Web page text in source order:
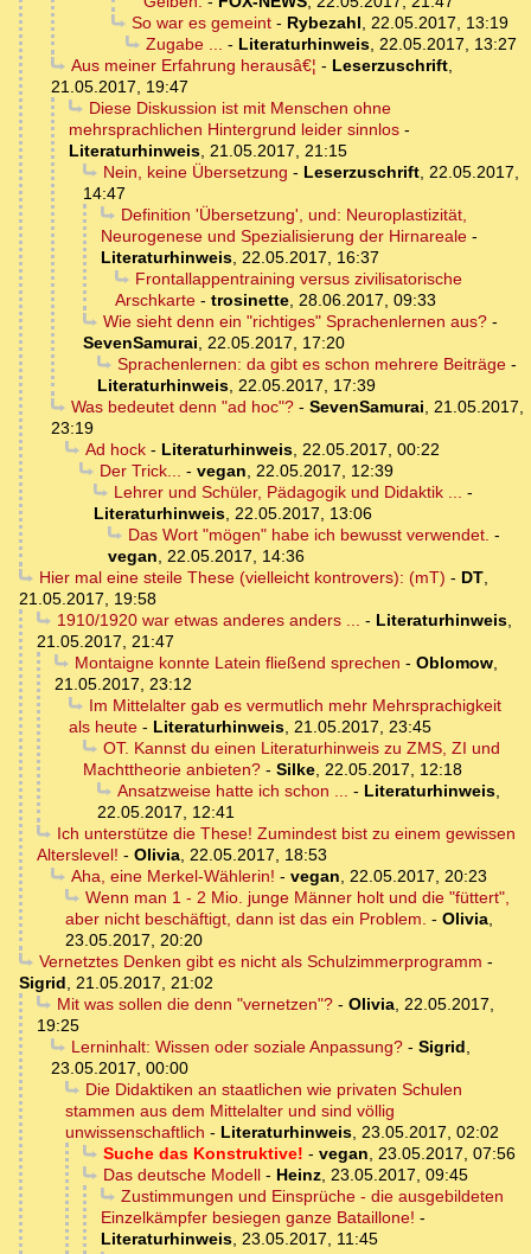
So war es gemeint- Rybezahl, 22.05.2017, 13:19
Zugabe ... - Literaturhinweis, 22.05.2017, 13:27
Aus meiner Erfahrung herausâ€¦ - Leserzuschrift,
21.05.2017, 19:47
Diese Diskussion ist mit Menschen ohne
mehrsprachlichen Hintergrund leider sinnlos -
Literaturhinweis, 21.05.2017, 21:15
Nein, keine Übersetzung - Leserzuschrift, 22.05.2017,
14:47
Definition 'Übersetzung', und: Neuroplastizität,
Neurogenese und Spezialisierung der Hirnareale -
Literaturhinweis, 22.05.2017, 16:37
Frontallappentraining versus zivilisatorische
Arschkarte - trosinette, 28.06.2017, 09:33
Wie sieht denn ein "richtiges" Sprachenlernen aus?-
SevenSamurai, 22.05.2017, 17:20
Sprachenlernen: da gibt es schon mehrere Beiträge-
Literaturhinweis, 22.05.2017, 17:39
Was bedeutet denn "ad hoc"?- SevenSamurai, 21.05.2017,
23:19
Ad hock- Literaturhinweis, 22.05.2017, 00:22
Der Trick... - vegan, 22.05.2017, 12:39
Lehrer und Schüler, Pädagogik und Didaktik ... -
Literaturhinweis, 22.05.2017, 13:06
Das Wort "mögen" habe ich bewusst verwendet. -
vegan, 22.05.2017, 14:36
Hier mal eine steile These (vielleicht kontrovers): (mT) - DT,
21.05.2017, 19:58
1910/1920 war etwas anderes anders ... - Literaturhinweis,
21.05.2017, 21:47
Montaigne konnte Latein fließend sprechen - Oblomow,
21.05.2017, 23:12
Im Mittelalter gab es vermutlich mehr Mehrsprachigkeit
als heute - Literaturhinweis, 21.05.2017, 23:45
OT. Kannst du einen Literaturhinweis zu ZMS, ZI und
Machttheorie anbieten? - Silke, 22.05.2017, 12:18
Ansatzweise hatte ich schon ... - Literaturhinweis,
22.05.2017, 12:41
Ich unterstütze die These! Zumindest bist zu einem gewissen
Alterslevel! - Olivia, 22.05.2017, 18:53
Aha, eine Merkel-Wählerin! - vegan, 22.05.2017, 20:23
Wenn man 1 - 2 Mio. junge Männer holt und die "füttert",
aber nicht beschäftigt, dann ist das ein Problem. - Olivia,
23.05.2017, 20:20
Vernetztes Denken gibt es nicht als Schulzimmerprogramm -
Sigrid, 21.05.2017, 21:02
Mit was sollen die denn "vernetzen"?- Olivia, 22.05.2017,
19:25
Lerninhalt: Wissen oder soziale Anpassung?- Sigrid,
23.05.2017, 00:00
Die Didaktiken an staatlichen wie privaten Schulen
stammen aus dem Mittelalter und sind völlig
unwissenschaftlich - Literaturhinweis, 23.05.2017, 02:02
Suche das Konstruktive! - vegan, 23.05.2017, 07:56
Das deutsche Modell- Heinz, 23.05.2017, 09:45
Zustimmungen und Einsprüche - die ausgebildeten
Einzelkämpfer besiegen ganze Bataillone! -
Literaturhinweis, 23.05.2017, 11:45